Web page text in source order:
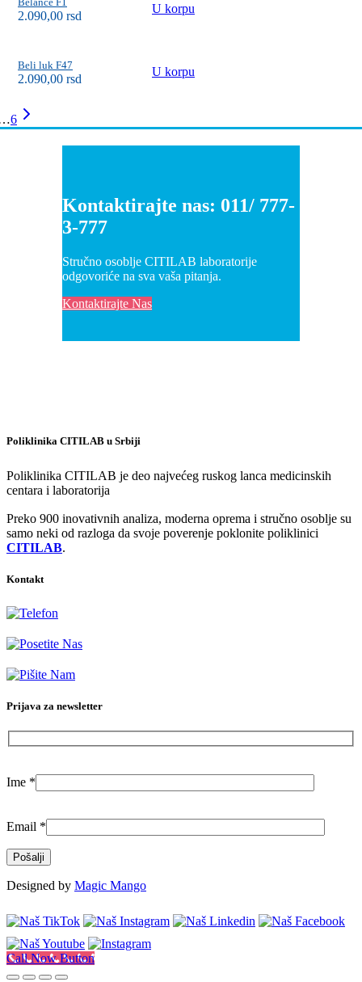
2.090,00 rsd
U korpu
Beli luk F47
2.090,00 rsd
U korpu
6
Kontaktirajte nas: 011/ 777-
3-777
Stručno osoblje CITILAB laboratorije
odgovoriće na sva vaša pitanja.
Kontaktirajte Nas
Poliklinika CITILAB u Srbiji
Poliklinika CITILAB je deo najvećeg ruskog lanca medicinskih
centara i laboratorija
Preko 900 inovativnih analiza, moderna oprema i stručno osoblje su
samo neki od razloga da svoje poverenje poklonite poliklinici
CITILAB.
Kontakt
Prijava za newsletter
Ime *
Email *
Designed by Magic Mango
Call Now Button